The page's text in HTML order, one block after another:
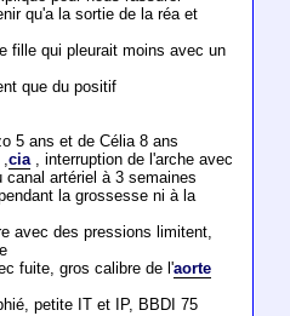
qu'a la sortie de la réa et
fille qui pleurait moins avec un
que du positif
5 ans et de Célia 8 ans
cia, interruption de l'arche avec
canal artériel à 3 semaines
la grossesse ni à la
avec des pressions limitent,
fuite, gros calibre de l'aorte
petite IT et IP, BBDI 75